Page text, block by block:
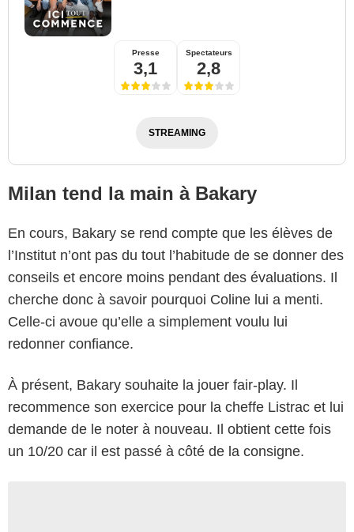
Presse
3,1
Spectateurs
2,8
STREAMING
Milan tend la main à Bakary
En cours, Bakary se rend compte que les élèves de
l’Institut n’ont pas du tout l’habitude de se donner des
conseils et encore moins pendant des évaluations. Il
cherche donc à savoir pourquoi Coline lui a menti.
Celle-ci avoue qu’elle a simplement voulu lui
redonner confiance.
À présent, Bakary souhaite la jouer fair-play. Il
recommence son exercice pour la cheffe Listrac et lui
demande de le noter à nouveau. Il obtient cette fois
un 10/20 car il est passé à côté de la consigne.